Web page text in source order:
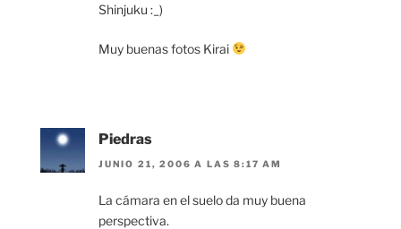
Shinjuku :_)
Muy buenas fotos Kirai
Piedras
JUNIO 21, 2006 A LAS 8:17 AM
La cámara en el suelo da muy buena
perspectiva.